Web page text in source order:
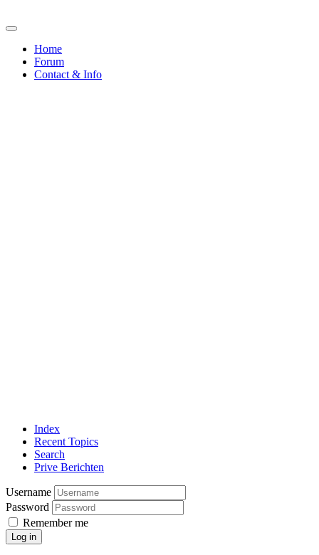
Home
Forum
Contact & Info
Index
Recent Topics
Search
Prive Berichten
Username
Password
Remember me
Log in